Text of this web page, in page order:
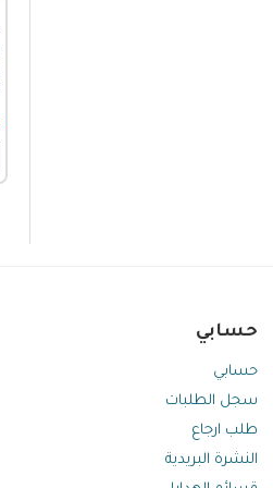
حسابي
حسابي
سجل الطلبات
طلب ارجاع
النشرة البريدية